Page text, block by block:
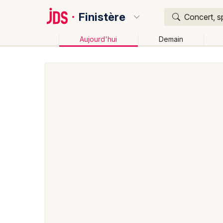
Finistère Concert,
Aujourd'hui Demain